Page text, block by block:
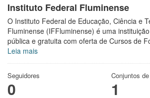
Instituto Federal Fluminense
O Instituto Federal de Educação, Ciência e
Fluminense (IFFluminense) é uma
pública e gratuita com oferta de Cursos de
Leia mais
Seguidores
0
Conjuntos
1